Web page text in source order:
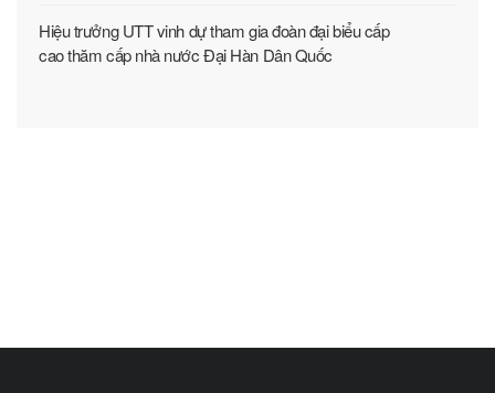
Hiệu trưởng UTT vinh dự tham gia đoàn đại biểu cấp
cao thăm cấp nhà nước Đại Hàn Dân Quốc